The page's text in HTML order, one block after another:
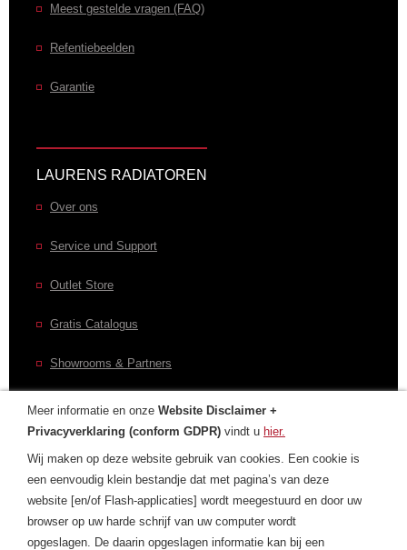
Meest gestelde vragen (FAQ)
Refentiebeelden
Garantie
LAURENS RADIATOREN
Over ons
Service und Support
Outlet Store
Gratis Catalogus
Showrooms & Partners
CONTACT
Contactformulier
Laurens Internationaal
Meer informatie en onze Website Disclaimer +
Privacyverklaring (conform GDPR) vindt u hier.
Wij maken op deze website gebruik van cookies. Een cookie is
een eenvoudig klein bestandje dat met pagina’s van deze
website [en/of Flash-applicaties] wordt meegestuurd en door uw
browser op uw harde schrijf van uw computer wordt
opgeslagen. De daarin opgeslagen informatie kan bij een